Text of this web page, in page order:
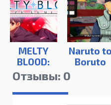
MELTY
BLOOD:
TYPE
LUMINA
Naruto to
Boruto
Отзывы: 0